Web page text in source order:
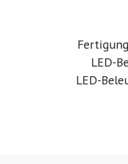
LED-
LED-